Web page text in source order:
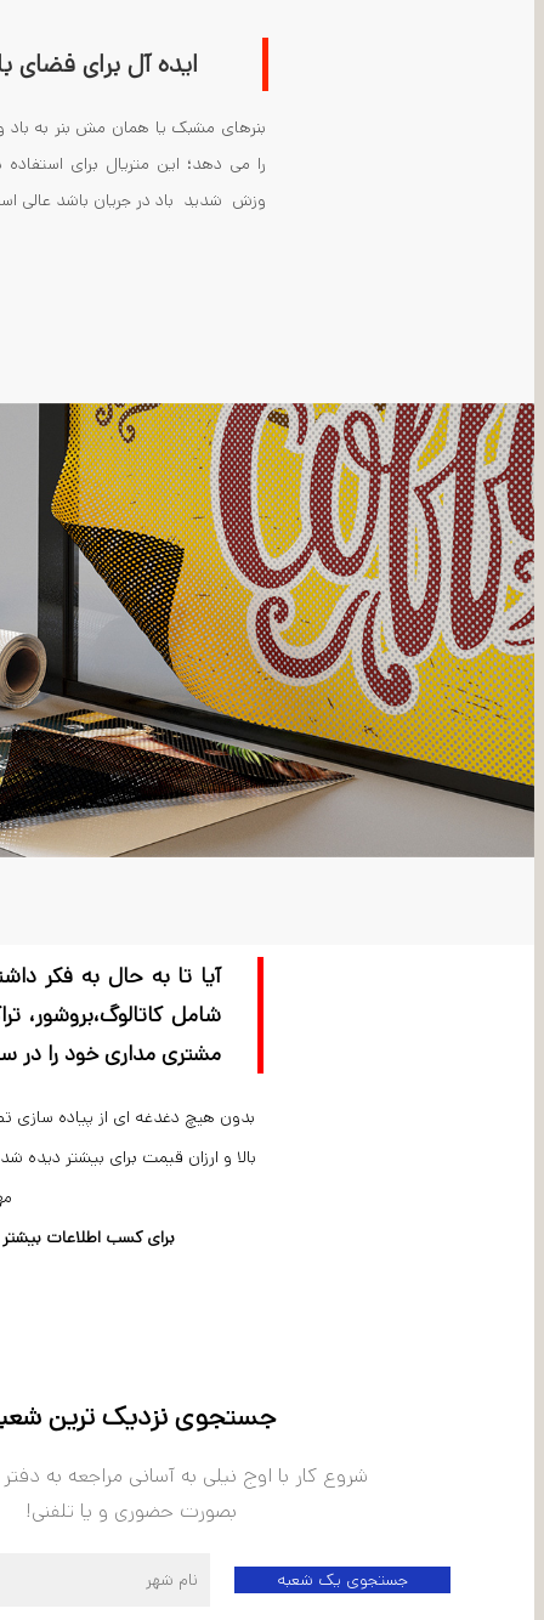
ایده آل برای فضای
بنرهای مشبک یا همان مش بنر به باد
را می دهد؛ این متریال برای
وزش شدید باد در جریان باشد عالی
آیا تا به حال به فکر
شامل کاتالوگ،بروشور،
مشتری مداری خود را در
بالا و ارزان قیمت برای بیشتر دیده
برای کسب اطلاعات بیشتر
جستجوی نزدیک ترین
شروع کار با اوج نیلی به آسانی مراجعه به
بصورت حضوری و یا تلفنی!